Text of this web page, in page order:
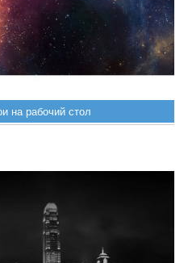
на рабочий стол